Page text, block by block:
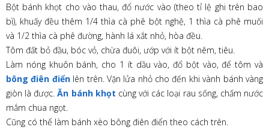
Bột bánh khọt cho vào thau, đổ nước vào (theo tỉ lệ ghi trên bao
bì), khuấy đều thêm 1/4 thìa cà phê bột nghệ, 1 thìa cà phê muối
và 1/2 thìa cà phê đường, hành lá xắt nhỏ, hòa đều.
Tôm đất bỏ đầu, bóc vỏ, chừa đuôi, ướp với ít bột nêm, tiêu.
Làm nóng khuôn bánh, cho 1 ít dầu vào, đổ bột vào, để tôm và
bông điên điểnlên trên. Vặn lửa nhỏ cho đến khi vành bánh vàng
giòn là được.Ăn bánh khọt cùng với các loại rau sống, chấm nước
mắm chua ngọt.
Cũng có thể làm bánh xèo bông điên điển theo cách trên.